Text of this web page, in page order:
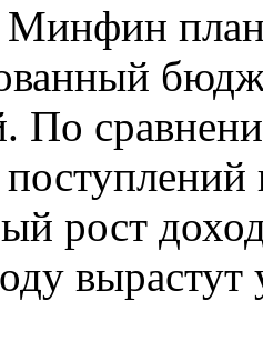
По
рост